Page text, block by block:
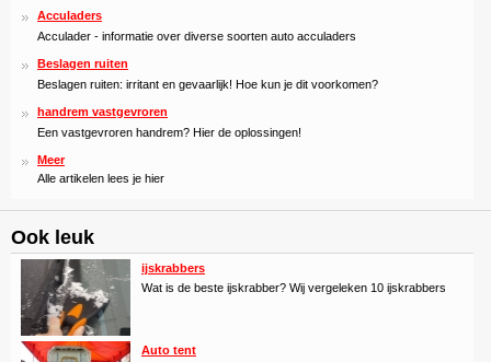
Acculaders
Acculader - informatie over diverse soorten auto acculaders
Beslagen ruiten
Beslagen ruiten: irritant en gevaarlijk! Hoe kun je dit voorkomen?
handrem vastgevroren
Een vastgevroren handrem? Hier de oplossingen!
Meer
Alle artikelen lees je hier
Ook leuk
ijskrabbers
Wat is de beste ijskrabber? Wij vergeleken 10 ijskrabbers
Auto tent